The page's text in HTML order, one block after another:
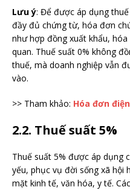
Lưu ý: Để được áp dụng
đầy đủ chứng từ, hóa đơn
như hợp đồng xuất khẩu,
quan. Thuế suất 0% không
thuế, mà doanh nghiệp vẫn
vào.
>> Tham khảo: Hóa đơn
2.2. Thuế suất 5%
Thuế suất 5% được áp dụng
yếu, phục vụ đời sống xã hội
mặt kinh tế, văn hóa, y tế.